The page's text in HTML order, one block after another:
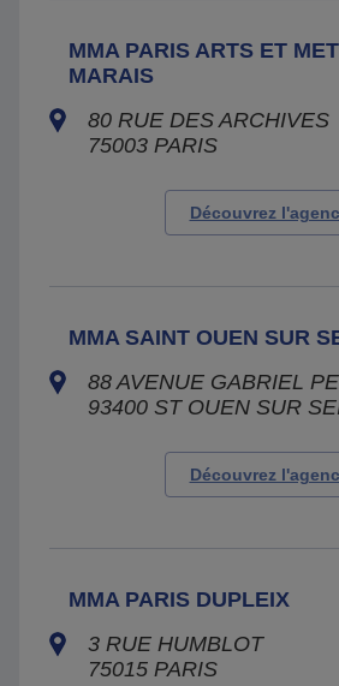
MMA PARIS ARTS ET
MARAIS
80 RUE DES ARCHIVES
75003 PARIS
Découvrez
MMA SAINT OUEN SUR
88 AVENUE GABRIEL
93400 ST OUEN SUR
Découvrez
MMA PARIS DUPLEIX
3 RUE HUMBLOT
75015 PARIS